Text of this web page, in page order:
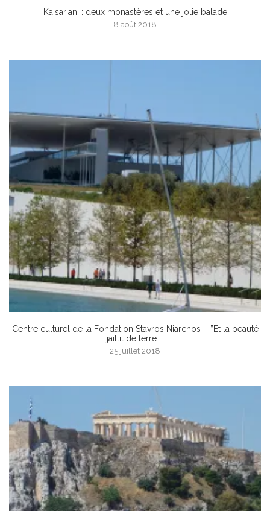
Kaisariani : deux monastères et une jolie balade
8 août 2018
Centre culturel de la Fondation Stavros Niarchos – ”Et la beauté
jaillit de terre !”
25 juillet 2018